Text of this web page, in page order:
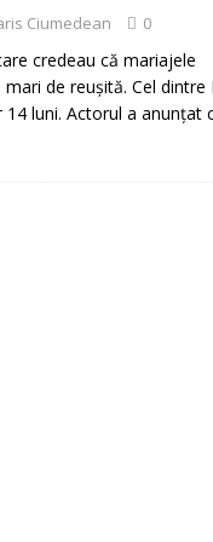
Ciumedean 0
credeau că mariajele
de reușită. Cel dintre
luni. Actorul a anunțat